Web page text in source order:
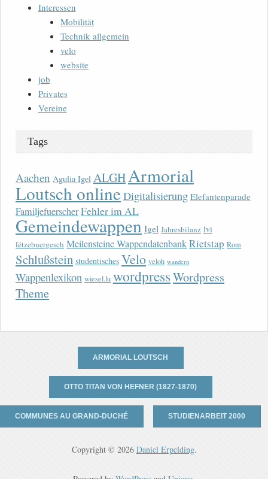
Interessen
Mobilität
Technik allgemein
velo
website
job
Privates
Vereine
Tags
Aachen Agulia Igel ALGHArmorial
Loutsch onlineDigitalisierung Elefantenparade
FamiljefuerscherFehler im AL
Gemeindewappen Igel Jahresbilanz lvi
lëtzebuergesch Meilensteine WappendatenbankRietstap Rom
Schlußstein studentisches Velo veloh wandern
Wappenlexikon wiesel.lu wordpressWordpress
Theme
ARMORIAL LOUTSCH
OTTO TITAN VON HEFNER (1827-1870)
COMMUNES AU GRAND-DUCHÉ STUDIENARBEIT 2000
Copyright © 2026 Daniel Erpelding.